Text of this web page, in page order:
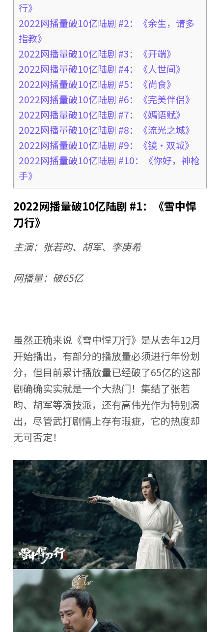
行》
2022网播量破10亿陆剧 #2：《余生，请多
指教》
2022网播量破10亿陆剧 #3：《开端》
2022网播量破10亿陆剧 #4：《人世间》
2022网播量破10亿陆剧 #5：《尚食》
2022网播量破10亿陆剧 #6：《完美伴侣》
2022网播量破10亿陆剧 #7：《嫣语赋》
2022网播量破10亿陆剧 #8：《流光之城》
2022网播量破10亿陆剧 #9：《镜·双城》
2022网播量破10亿陆剧 #10：《你好，神枪
手》
2022网播量破10亿陆剧 #1：《雪中悍
刀行》
主演：张若昀、胡军、李庚希
网播量：破65亿
虽然正确来说《雪中悍刀行》是从去年12月
开始播出，有部分的播放量必须进行年份划
分，但目前累计播放量已经破了65亿的这部
剧确确实实就是一个大热门！集结了张若
昀、胡军等演技派，还有高伟光作为特别演
出，尽管武打剧情上存有瑕疵，它的热度却
无可否定！